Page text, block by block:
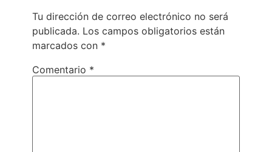
Tu dirección de correo electrónico no será
publicada. Los campos obligatorios están
marcados con *
Comentario *